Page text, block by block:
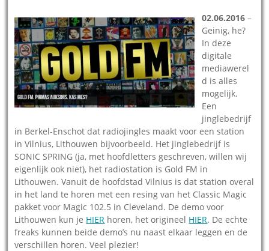
02.06.2016 –
Geinig, he?
In deze
digitale
mediawerel
d is alles
mogelijk.
Een
jinglebedrijf
in Berkel-Enschot dat radiojingles maakt voor een station
in Vilnius, Lithouwen bijvoorbeeld. Het jinglebedrijf is
SONIC SPRING (ja, met hoofdletters geschreven, willen wij
eigenlijk ook niet), het radiostation is Gold FM in
Lithouwen. Vanuit de hoofdstad Vilnius is dat station overal
in het land te horen met een resing van het Classic Magic
pakket voor Magic 102.5 in Cleveland. De demo voor
Lithouwen kun je HIER horen, het origineel HIER. De echte
freaks kunnen beide demo’s nu naast elkaar leggen en de
verschillen horen. Veel plezier!